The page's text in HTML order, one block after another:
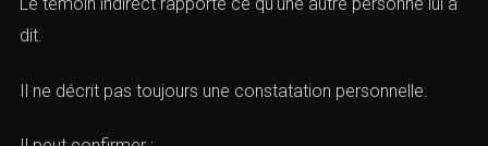
3. Il peut confondre une impression avec un fait.
B. Témoins indirects
Le témoin indirect rapporte ce qu’une autre personne lui